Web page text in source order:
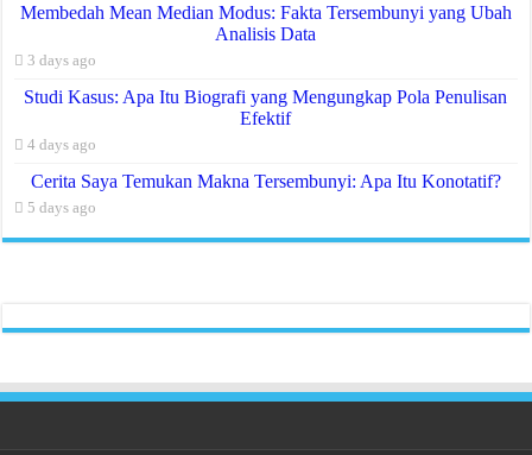
Membedah Mean Median Modus: Fakta Tersembunyi yang Ubah
Analisis Data
3 days ago
Studi Kasus: Apa Itu Biografi yang Mengungkap Pola Penulisan
Efektif
4 days ago
Cerita Saya Temukan Makna Tersembunyi: Apa Itu Konotatif?
5 days ago